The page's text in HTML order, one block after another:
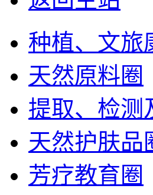
种植、文旅
天然原料圈
提取、检测
天然护肤品
芳疗教育圈